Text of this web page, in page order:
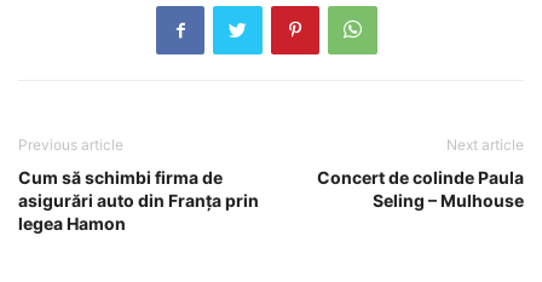
Previous article
Cum să schimbi firma de
asigurări auto din Franța prin
legea Hamon
Next article
Concert de colinde Paula
Seling – Mulhouse